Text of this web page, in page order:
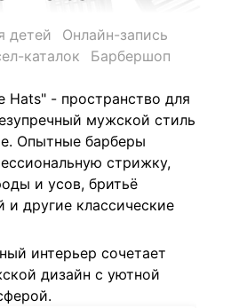
детей
Онлайн-запись
каталок
Барбершоп
Hats" - пространство для
мужской стиль
Опытные барберы
стрижку,
и усов, бритьё
и другие классические
интерьер сочетает
дизайн с уютной